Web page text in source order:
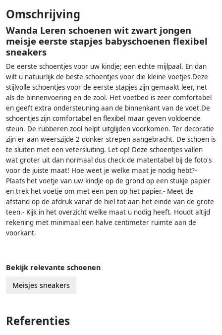
Omschrijving
Wanda Leren schoenen wit zwart jongen
meisje eerste stapjes babyschoenen flexibel
sneakers
De eerste schoentjes voor uw kindje; een echte mijlpaal. En dan
wilt u natuurlijk de beste schoentjes voor die kleine voetjes.Deze
stijlvolle schoentjes voor de eerste stapjes zijn gemaakt leer, net
als de binnenvoering en de zool. Het voetbed is zeer comfortabel
en geeft extra ondersteuning aan de binnenkant van de voet.De
schoentjes zijn comfortabel en flexibel maar geven voldoende
steun. De rubberen zool helpt uitglijden voorkomen. Ter decoratie
zijn er aan weerszijde 2 donker strepen aangebracht. De schoen is
te sluiten met een vetersluiting. Let op! Deze schoentjes vallen
wat groter uit dan normaal dus check de matentabel bij de foto's
voor de juiste maat! Hoe weet je welke maat je nodig hebt?-
Plaats het voetje van uw kindje op de grond op een stukje papier
en trek het voetje om met een pen op het papier.- Meet de
afstand op de afdruk vanaf de hiel tot aan het einde van de grote
teen.- Kijk in het overzicht welke maat u nodig heeft. Houdt altijd
rekening met minimaal een halve centimeter ruimte aan de
voorkant.
Bekijk relevante schoenen
Meisjes sneakers
Referenties